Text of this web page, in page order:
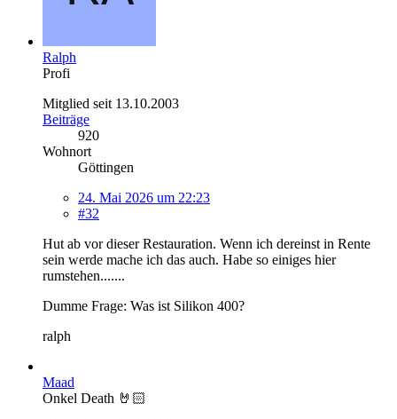
Ralph
Profi
Mitglied seit 13.10.2003
Beiträge
920
Wohnort
Göttingen
24. Mai 2026 um 22:23
#32
Hut ab vor dieser Restauration. Wenn ich dereinst in Rente
sein werde mache ich das auch. Habe so einiges hier
rumstehen.......
Dumme Frage: Was ist Silikon 400?
ralph
Maad
Onkel Death 🤘🏻